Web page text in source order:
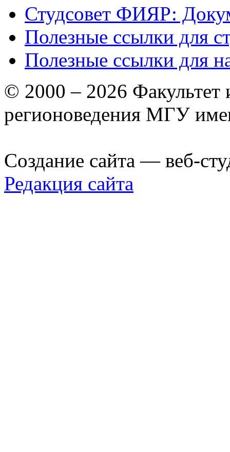
Студсовет ФИЯР:
Полезные ссылки для
Полезные ссылки для
© 2000 – 2026 Факультет
регионоведения МГУ
Создание сайта — веб-
Редакция сайта